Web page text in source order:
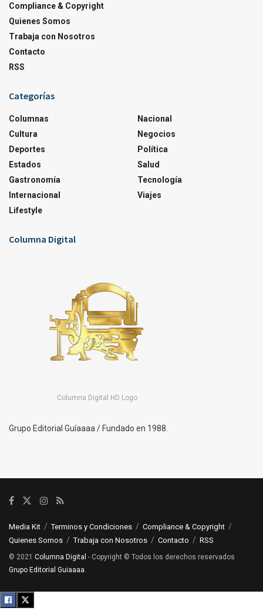
Compliance & Copyright
Quienes Somos
Trabaja con Nosotros
Contacto
RSS
Categorías
Columnas
Cultura
Deportes
Estados
Gastronomía
Internacional
Lifestyle
Nacional
Negocios
Política
Salud
Tecnología
Viajes
Columna Digital
Columna Digital HD Logo
Grupo Editorial Guíaaaa / Fundado en 1988.
Media Kit Terminos y Condiciones
Compliance & Copyright
Quienes Somos
Trabaja con Nosotros Contacto RSS
© 2021 Columna Digital - Copyright © Todos los derechos reservados
Grupo Editorial Guiaaaa